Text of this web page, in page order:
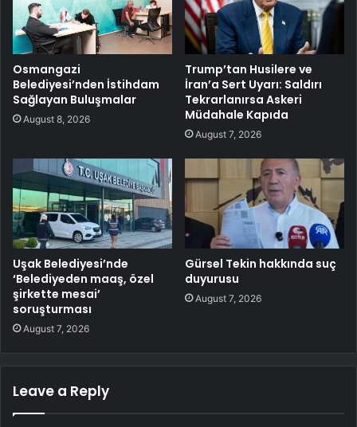
Osmangazi
Belediyesi’nden İstihdam
Sağlayan Buluşmalar
August 8, 2026
Trump’tan Husilere ve
İran’a Sert Uyarı: Saldırı
Tekrarlanırsa Askeri
Müdahale Kapıda
August 7, 2026
Uşak Belediyesi’nde
‘Belediyeden maaş, özel
şirkette mesai’
soruşturması
August 7, 2026
Gürsel Tekin hakkında suç
duyurusu
August 7, 2026
Leave a Reply